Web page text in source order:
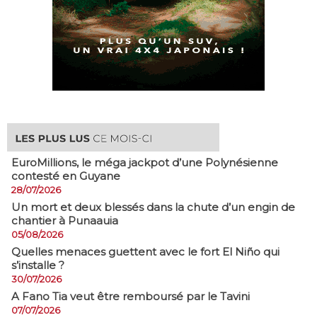
EuroMillions, ​le méga jackpot d’une Polynésienne
contesté en Guyane
28/07/2026
​Un mort et deux blessés dans la chute d’un engin de
chantier à Punaauia
05/08/2026
Quelles menaces guettent avec le fort El Niño qui
s’installe ?
30/07/2026
A Fano Tia veut être remboursé par le Tavini
07/07/2026